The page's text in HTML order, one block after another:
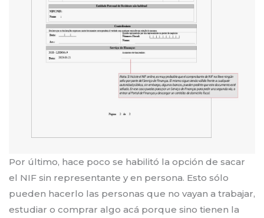
Por último, hace poco se habilitó la opción de sacar
el NIF sin representante y en persona. Esto sólo
pueden hacerlo las personas que no vayan a trabajar,
estudiar o comprar algo acá porque sino tienen la